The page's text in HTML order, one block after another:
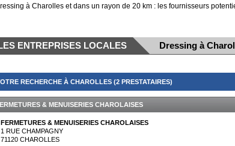
à Charolles et dans un rayon de 20 km : les fournisseurs
ENTREPRISES LOCALES Dressing à
RECHERCHE À CHAROLLES (2 PRESTATAIRES)
& MENUISERIES CHAROLAISES
FERMETURES & MENUISERIES CHAROLAISES
1 RUE CHAMPAGNY
71120CHAROLLES